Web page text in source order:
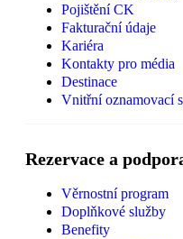
Pojištění CK
Fakturační údaje
Kariéra
Kontakty pro média
Destinace
Vnitřní oznamovací
Rezervace a
Věrnostní program
Doplňkové služby
Benefity